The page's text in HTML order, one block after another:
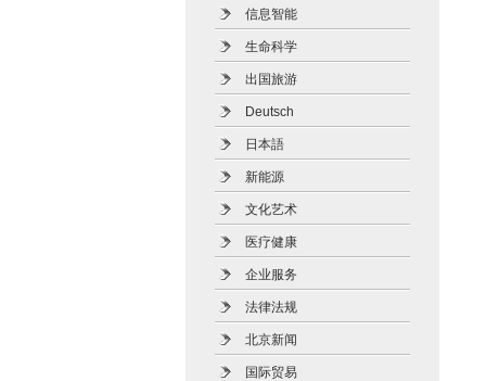
信息智能
生命科学
出国旅游
Deutsch
日本語
新能源
文化艺术
医疗健康
企业服务
法律法规
北京新闻
国际贸易